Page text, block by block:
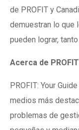
de PROFIT y
demuestran lo que
pueden lograr,
Acerca de
PROFIT: Your
medios más
problemas de